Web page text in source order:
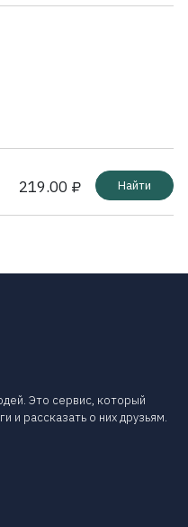
219.00 ₽ Найти
Это сервис, который
и рассказать о них друзьям.